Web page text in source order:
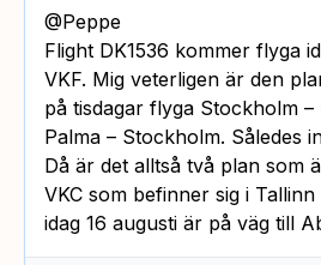
@Peppe
Flight DK1536 kommer flyga
VKF. Mig veterligen är den
på tisdagar flyga Stockholm –
Palma – Stockholm. Således
Då är det alltså två plan som
VKC som befinner sig i Tallinn
idag 16 augusti är på väg till